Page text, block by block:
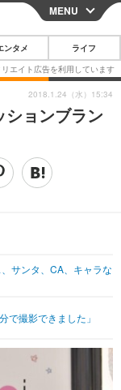
CLOSE
マートフォン
その他
映画・ドラマ
その他
MENU
ンタメ ライフ
ョンブラン
サンタ、CA、キャラな
で撮影できました」
2018.1.24（水）15:34